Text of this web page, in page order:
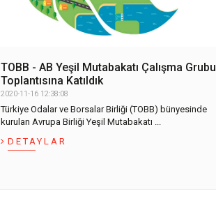
TOBB - AB Yeşil Mutabakatı Çalışma Grubu
Toplantısına Katıldık
2020-11-16 12:38:08
Türkiye Odalar ve Borsalar Birliği (TOBB) bünyesinde
kurulan Avrupa Birliği Yeşil Mutabakatı ...
DETAYLAR